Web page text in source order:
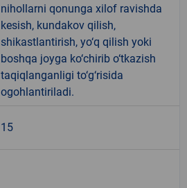
nihollarni qonunga xilof ravishda
kesish, kundakov qilish,
shikastlantirish, yo‘q qilish yoki
boshqa joyga ko‘chirib o‘tkazish
taqiqlanganligi to‘g‘risida
ogohlantiriladi.
15